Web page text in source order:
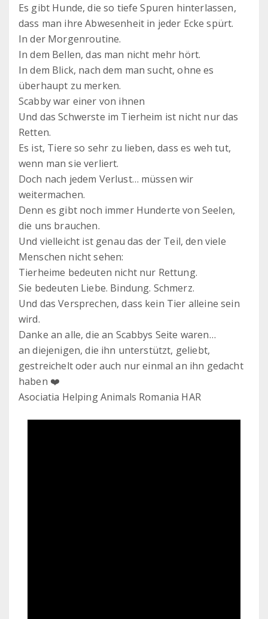
Es gibt Hunde, die so tiefe Spuren hinterlassen,
dass man ihre Abwesenheit in jeder Ecke spürt.
In der Morgenroutine.
In dem Bellen, das man nicht mehr hört.
In dem Blick, nach dem man sucht, ohne es
überhaupt zu merken.
Scabby war einer von ihnen
Und das Schwerste im Tierheim ist nicht nur das
Retten.
Es ist, Tiere so sehr zu lieben, dass es weh tut,
wenn man sie verliert.
Doch nach jedem Verlust… müssen wir
weitermachen.
Denn es gibt noch immer Hunderte von Seelen,
die uns brauchen.
Und vielleicht ist genau das der Teil, den viele
Menschen nicht sehen:
Tierheime bedeuten nicht nur Rettung.
Sie bedeuten Liebe. Bindung. Schmerz.
Und das Versprechen, dass kein Tier alleine sein
wird.
Danke an alle, die an Scabbys Seite waren…
an diejenigen, die ihn unterstützt, geliebt,
gestreichelt oder auch nur einmal an ihn gedacht
haben ❤️
Asociatia Helping Animals Romania HAR